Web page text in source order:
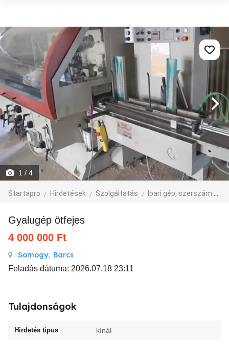
1 / 4
Startapro Hirdetések Szolgáltatás Ipari gép, szerszám
Gyalugép ötfejes
4 000 000 Ft
Somogy, Barcs
Feladás dátuma: 2026.07.18 23:11
Tulajdonságok
Hirdetés típus kínál